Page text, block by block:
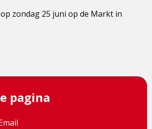
zondag 25 juni op de Markt in
pagina